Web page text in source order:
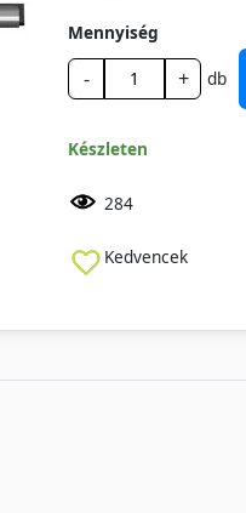
Mennyiség
- + db
Készleten
284
Kedvencek